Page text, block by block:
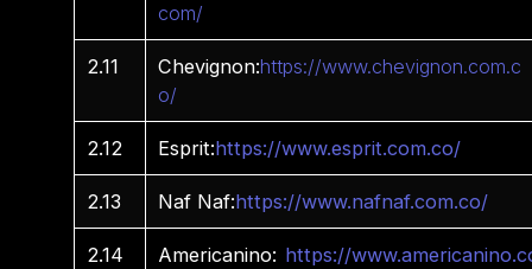
com/
2.11 Chevignon:https://www.chevignon.com.c
o/
2.12 Esprit:https://www.esprit.com.co/
2.13 Naf Naf:https://www.nafnaf.com.co/
2.14 Americanino: https://